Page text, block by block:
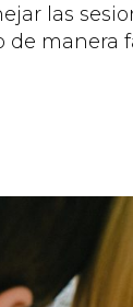
las
de manera